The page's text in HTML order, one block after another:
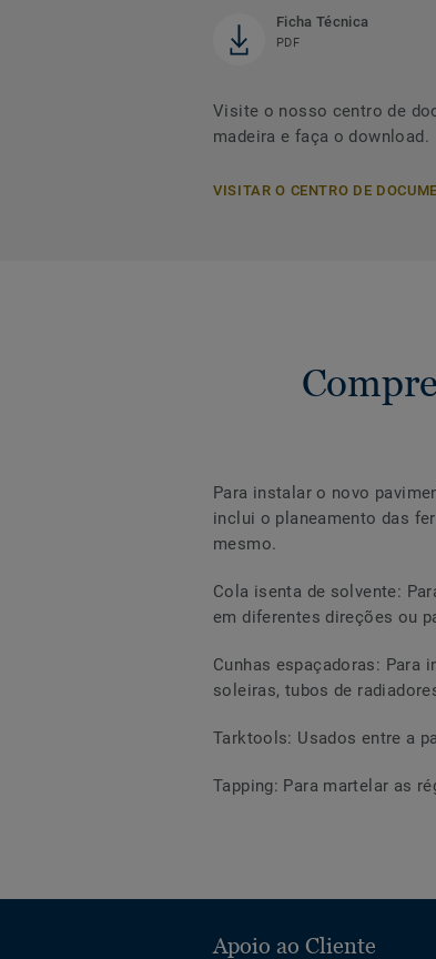
Ficha Técnica
PDF
Visite o nosso centro de
madeira e faça o download.
VISITAR O CENTRO DE
Para instalar o novo
inclui o planeamento das
mesmo.
Cola isenta de solvente:
em diferentes direções ou
Cunhas espaçadoras: Para
soleiras, tubos de
Tarktools: Usados entre a
Tapping: Para martelar as
Apoio ao Cliente